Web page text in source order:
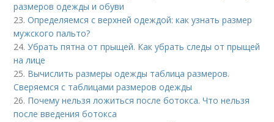
размеров одежды и обуви
23.Определяемся с верхней одеждой: как узнать размер
мужского пальто?
24.Убрать пятна от прыщей. Как убрать следы от прыщей
на лице
25. Вычислить размеры одежды таблица размеров.
Сверяемся с таблицами размеров одежды
26. Почему нельзя ложиться после ботокса. Что нельзя
после введения ботокса